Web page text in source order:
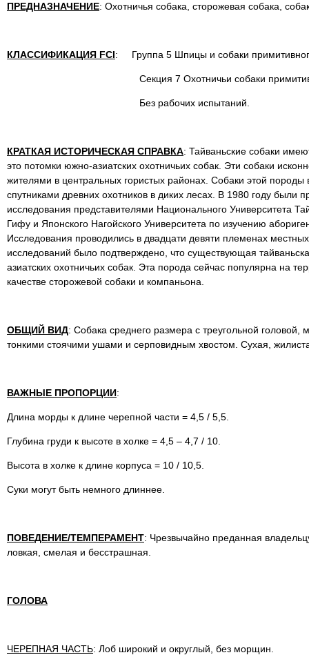
ПРЕДНАЗНАЧЕНИЕ: Охотничья собака, сторожевая собака,
КЛАССИФИКАЦИЯ FCI: Группа 5 Шпицы и собаки
Секция 7 Охотничьи собаки
Без рабочих испытаний.
КРАТКАЯ ИСТОРИЧЕСКАЯ СПРАВКА: Тайваньские cобаки
это потомки южно-азиатских охотничьих собак. Эти собаки
жителями в центральных гористых районах. Собаки этой
спутниками древних охотников в диких лесах. В 1980 году были
исследования представителями Национального Университета
Гифу и Японского Нагойского Университета по изучению
Исследования проводились в двадцати девяти племенах
исследований было подтверждено, что существующая
азиатских охотничьих собак. Эта порода сейчас популярна на
качестве сторожевой собаки и компаньона.
ОБЩИЙ ВИД: Собака среднего размера с треугольной
тонкими стоячими ушами и серповидным хвостом. Сухая,
ВАЖНЫЕ ПРОПОРЦИИ:
Длина морды к длине черепной части = 4,5 / 5,5.
Глубина груди к высоте в холке = 4,5 – 4,7 / 10.
Высота в холке к длине корпуса = 10 / 10,5.
Суки могут быть немного длиннее.
ПОВЕДЕНИЕ/ТЕМПЕРАМЕНТ: Чрезвычайно преданная
ловкая, смелая и бесстрашная.
ГОЛОВА
ЧЕРЕПНАЯ ЧАСТЬ: Лоб широкий и округлый, без морщин.